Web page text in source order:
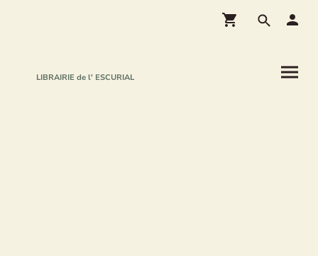
LIBRAIRIE de l' ESCURIAL